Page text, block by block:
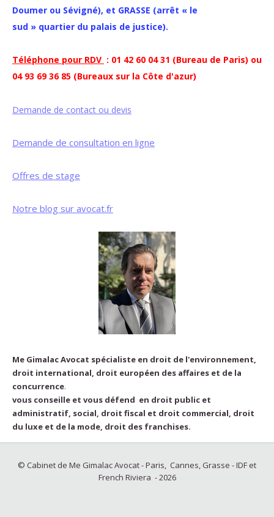
Doumer ou Sévigné), et GRASSE (arrêt « le
sud » quartier du palais de justice).
Téléphone pour RDV : 01 42 60 04 31 (Bureau de Paris) ou
04 93 69 36 85 (Bureaux sur la Côte d'azur)
Demande de contact ou devis
Demande de consultation en ligne
Offres de stage
Notre blog sur avocat.fr
Me Gimalac Avocat spécialiste en droit de l'environnement,
droit international, droit européen des affaires et de la
concurrence.
vous conseille et vous défend en droit public et
administratif, social, droit fiscal et droit commercial, droit
du luxe et de la mode, droit des franchises.
© Cabinet de Me Gimalac Avocat - Paris, Cannes, Grasse - IDF et
French Riviera - 2026